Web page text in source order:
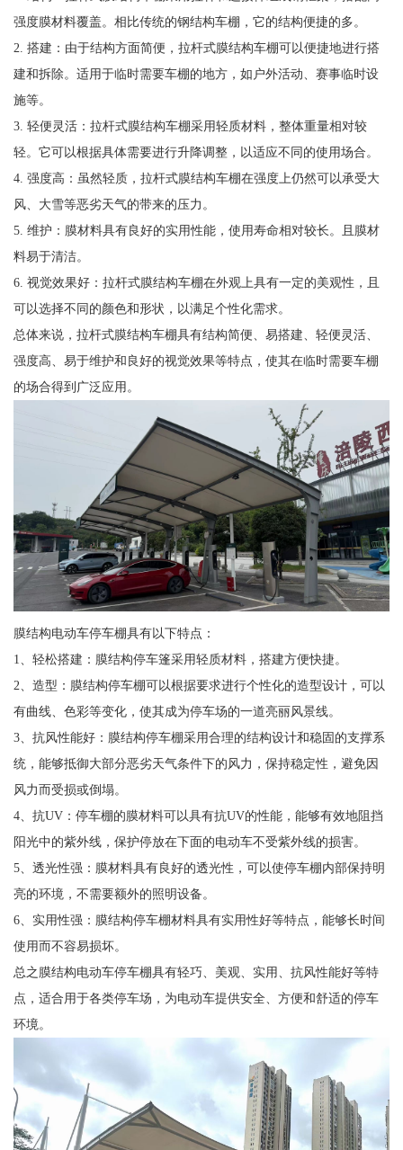
强度膜材料覆盖。相比传统的钢结构车棚，它的结构便捷的多。
2. 搭建：由于结构方面简便，拉杆式膜结构车棚可以便捷地进行搭
建和拆除。适用于临时需要车棚的地方，如户外活动、赛事临时设
施等。
3. 轻便灵活：拉杆式膜结构车棚采用轻质材料，整体重量相对较
轻。它可以根据具体需要进行升降调整，以适应不同的使用场合。
4. 强度高：虽然轻质，拉杆式膜结构车棚在强度上仍然可以承受大
风、大雪等恶劣天气的带来的压力。
5. 维护：膜材料具有良好的实用性能，使用寿命相对较长。且膜材
料易于清洁。
6. 视觉效果好：拉杆式膜结构车棚在外观上具有一定的美观性，且
可以选择不同的颜色和形状，以满足个性化需求。
总体来说，拉杆式膜结构车棚具有结构简便、易搭建、轻便灵活、
强度高、易于维护和良好的视觉效果等特点，使其在临时需要车棚
的场合得到广泛应用。
膜结构电动车停车棚具有以下特点：
1、轻松搭建：膜结构停车篷采用轻质材料，搭建方便快捷。
2、造型：膜结构停车棚可以根据要求进行个性化的造型设计，可以
有曲线、色彩等变化，使其成为停车场的一道亮丽风景线。
3、抗风性能好：膜结构停车棚采用合理的结构设计和稳固的支撑系
统，能够抵御大部分恶劣天气条件下的风力，保持稳定性，避免因
风力而受损或倒塌。
4、抗UV：停车棚的膜材料可以具有抗UV的性能，能够有效地阻挡
阳光中的紫外线，保护停放在下面的电动车不受紫外线的损害。
5、透光性强：膜材料具有良好的透光性，可以使停车棚内部保持明
亮的环境，不需要额外的照明设备。
6、实用性强：膜结构停车棚材料具有实用性好等特点，能够长时间
使用而不容易损坏。
总之膜结构电动车停车棚具有轻巧、美观、实用、抗风性能好等特
点，适合用于各类停车场，为电动车提供安全、方便和舒适的停车
环境。